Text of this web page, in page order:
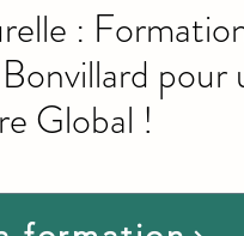
:
pour
Global !